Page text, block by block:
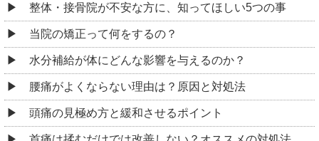
整体・接骨院が不安な方に、知ってほしい5つの事
当院の矯正って何をするの？
水分補給が体にどんな影響を与えるのか？
腰痛がよくならない理由は？原因と対処法
頭痛の見極め方と緩和させるポイント